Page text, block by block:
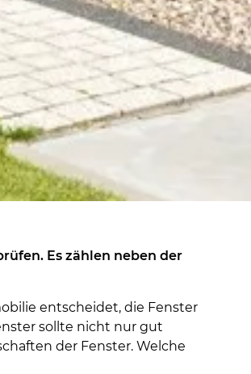
Es zählen neben der
entscheidet, die Fenster
sollte nicht nur gut
der Fenster. Welche